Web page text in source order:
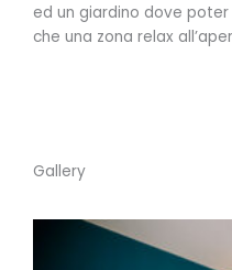
ed un giardino dove
che una zona relax
Gallery